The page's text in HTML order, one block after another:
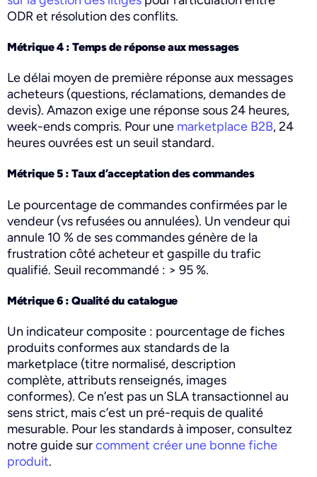
ODR et résolution des conflits.
Métrique 4 : Temps de réponse aux messages
Le délai moyen de première réponse aux messages
acheteurs (questions, réclamations, demandes de
devis). Amazon exige une réponse sous 24 heures,
week-ends compris. Pour une marketplace B2B, 24
heures ouvrées est un seuil standard.
Métrique 5 : Taux d’acceptation des commandes
Le pourcentage de commandes confirmées par le
vendeur (vs refusées ou annulées). Un vendeur qui
annule 10 % de ses commandes génère de la
frustration côté acheteur et gaspille du trafic
qualifié. Seuil recommandé : > 95 %.
Métrique 6 : Qualité du catalogue
Un indicateur composite : pourcentage de fiches
produits conformes aux standards de la
marketplace (titre normalisé, description
complète, attributs renseignés, images
conformes). Ce n’est pas un SLA transactionnel au
sens strict, mais c’est un pré-requis de qualité
mesurable. Pour les standards à imposer, consultez
notre guide surcomment créer une bonne fiche
produit.